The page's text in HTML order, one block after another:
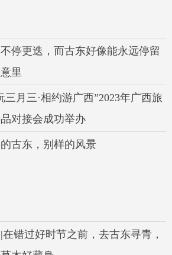
停更迭，而古东好像能永远停留
里
三月三·相约游广西”2023年广西旅
对接会成功举办
古东，别样的风景
在错过好时节之前，去古东寻青，